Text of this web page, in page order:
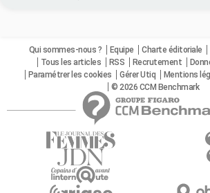
Qui sommes-nous ? Equipe Charte éditoriale
Tous les articles
RSS Recrutement
Paramétrer les cookies
Gérer Utiq Mentions
© 2026 CCM Benchmark